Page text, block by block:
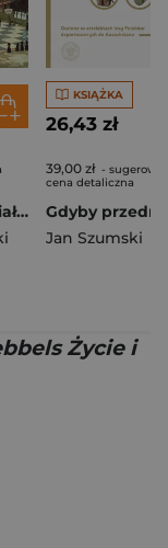
Remontownia ciał i dusz. Domy wczasowe i sanatoria w PRL-u
KSIĄŻKA
26,43 zł
39,00 zł -
cena detaliczna
Jan Szumski
Życie i